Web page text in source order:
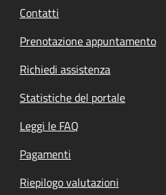
Contatti
Prenotazione appuntamento
Richiedi assistenza
Statistiche del portale
Leggi le FAQ
Pagamenti
Riepilogo valutazioni